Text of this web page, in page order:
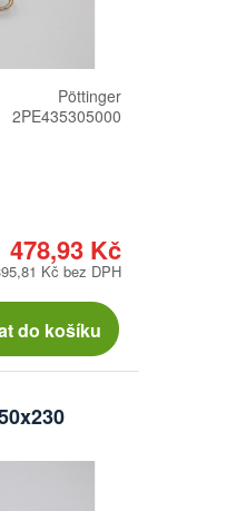
Pöttinger
2PE435305000
478,93 Kč
Kč bez DPH
do košíku